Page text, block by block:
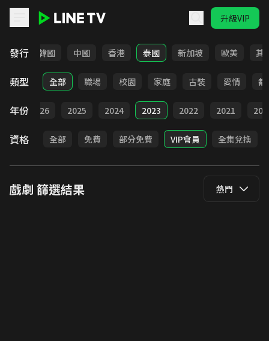
升級VIP
發行
日本 韓國 中國 香港 泰國 新加坡 歐美 其
類型 全部 職場 校園 家庭 古裝 愛情 都
年份
部 2026 2025 2024 2023 2022 2021
資格 全部 免費 部分免費 VIP會員 全集兌換
戲劇 篩選結果 熱門